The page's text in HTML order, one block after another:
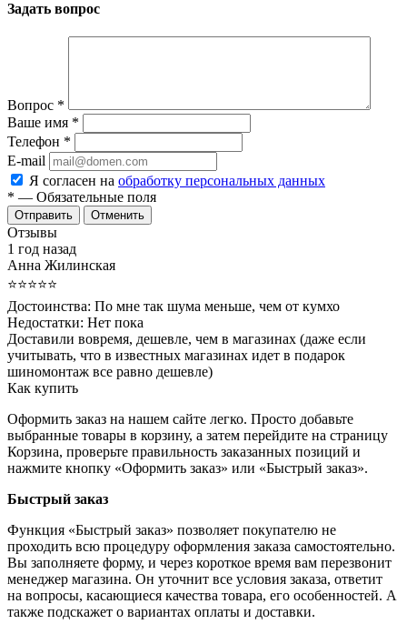
Задать вопрос
Вопрос *
Ваше имя *
Телефон *
E-mail
Я согласен на обработку персональных данных
* — Обязательные поля
Отменить
Отзывы
1 год назад
Анна Жилинская
⭐⭐⭐⭐⭐
Достоинства: По мне так шума меньше, чем от кумхо
Недостатки: Нет пока
Доставили вовремя, дешевле, чем в магазинах (даже если
учитывать, что в известных магазинах идет в подарок
шиномонтаж все равно дешевле)
Как купить
Оформить заказ на нашем сайте легко. Просто добавьте
выбранные товары в корзину, а затем перейдите на страницу
Корзина, проверьте правильность заказанных позиций и
нажмите кнопку «Оформить заказ» или «Быстрый заказ».
Быстрый заказ
Функция «Быстрый заказ» позволяет покупателю не
проходить всю процедуру оформления заказа самостоятельно.
Вы заполняете форму, и через короткое время вам перезвонит
менеджер магазина. Он уточнит все условия заказа, ответит
на вопросы, касающиеся качества товара, его особенностей. А
также подскажет о вариантах оплаты и доставки.